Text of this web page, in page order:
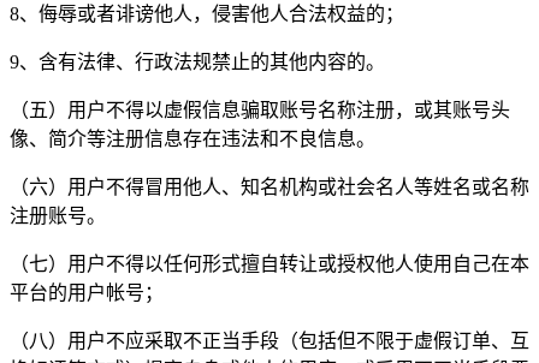
8、侮辱或者诽谤他人，侵害他人合法权益的；
9、含有法律、行政法规禁止的其他内容的。
（五）用户不得以虚假信息骗取账号名称注册，或其账号头
像、简介等注册信息存在违法和不良信息。
（六）用户不得冒用他人、知名机构或社会名人等姓名或名称
注册账号。
（七）用户不得以任何形式擅自转让或授权他人使用自己在本
平台的用户帐号；
（八）用户不应采取不正当手段（包括但不限于虚假订单、互